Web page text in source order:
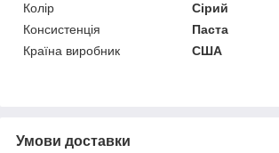
Колір
Сірий
Консистенція
Паста
Країна виробник
США
Умови доставки